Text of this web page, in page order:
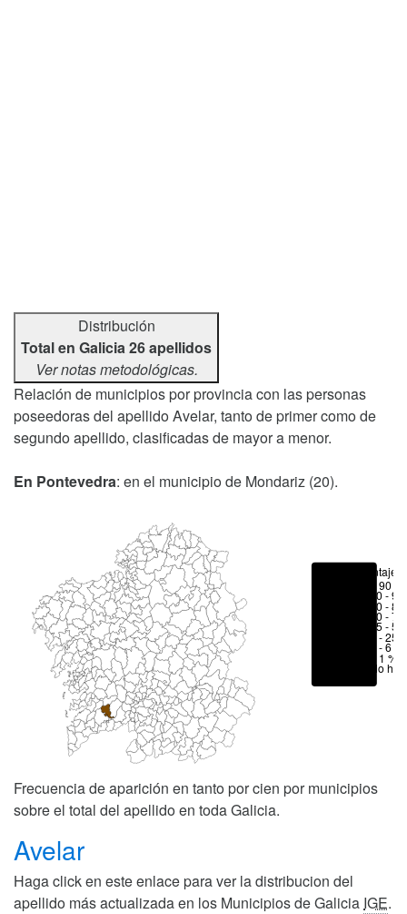
Distribución
Total en Galicia 26 apellidos
Ver notas metodológicas.
Relación de municipios por provincia con las personas
poseedoras del apellido Avelar, tanto de primer como de
segundo apellido, clasificadas de mayor a menor.
En Pontevedra: en el municipio de Mondariz (20).
Porcentajes
> 90 %
80 -
70 -
50 -
25 -
6 - 25
1 - 6 %
< 1 %
No hay
Frecuencia de aparición en tanto por cien por municipios
sobre el total del apellido en toda Galicia.
Avelar
Haga click en este enlace para ver la distribucion del
apellido más actualizada en los Municipios de Galicia IGE.